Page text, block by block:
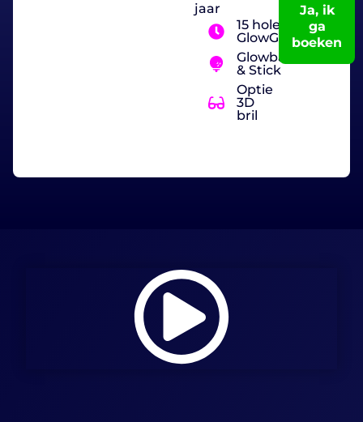
jaar
15 holes
GlowGolf
Glowbal
& Stick
Optie
3D
bril
Ja, ik
ga
boeken